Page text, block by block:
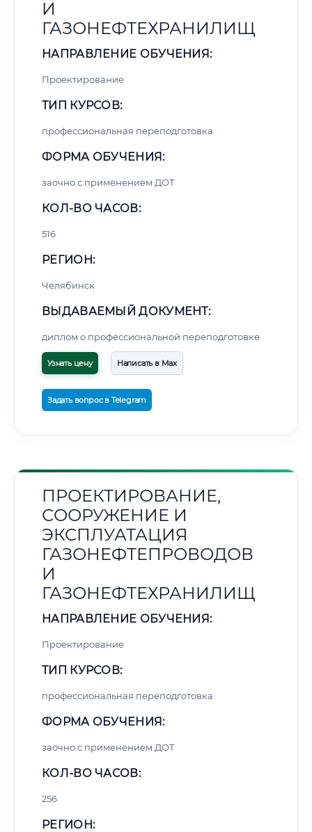
И
ГАЗОНЕФТЕХРАНИЛИЩ
НАПРАВЛЕНИЕ ОБУЧЕНИЯ:
Проектирование
ТИП КУРСОВ:
профессиональная переподготовка
ФОРМА ОБУЧЕНИЯ:
заочно с применением ДОТ
КОЛ-ВО ЧАСОВ:
516
РЕГИОН:
Челябинск
ВЫДАВАЕМЫЙ ДОКУМЕНТ:
диплом о профессиональной переподготовке
Узнать цену Написать в Max
Задать вопрос в Telegram
ПРОЕКТИРОВАНИЕ,
СООРУЖЕНИЕ И
ЭКСПЛУАТАЦИЯ
ГАЗОНЕФТЕПРОВОДОВ
И
ГАЗОНЕФТЕХРАНИЛИЩ
НАПРАВЛЕНИЕ ОБУЧЕНИЯ:
Проектирование
ТИП КУРСОВ:
профессиональная переподготовка
ФОРМА ОБУЧЕНИЯ:
заочно с применением ДОТ
КОЛ-ВО ЧАСОВ:
256
РЕГИОН: